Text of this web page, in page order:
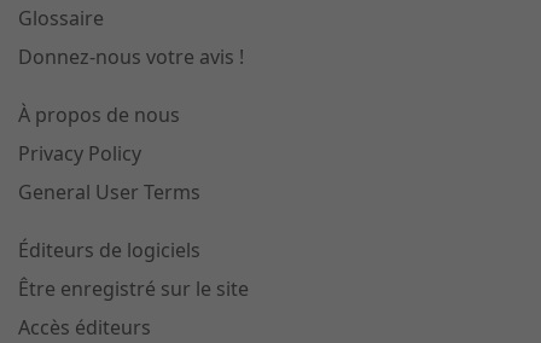
Glossaire
Donnez-nous votre avis !
À propos de nous
Privacy Policy
General User Terms
Éditeurs de logiciels
Être enregistré sur le site
Accès éditeurs